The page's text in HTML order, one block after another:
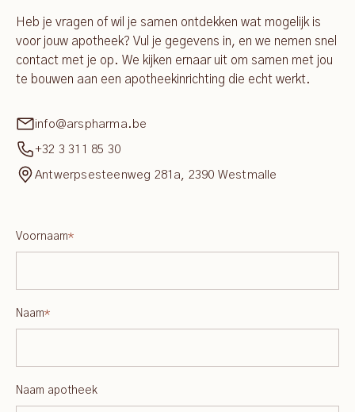
Heb je vragen of wil je samen ontdekken wat mogelijk is
voor jouw apotheek? Vul je gegevens in, en we nemen snel
contact met je op. We kijken ernaar uit om samen met jou
te bouwen aan een apotheekinrichting die echt werkt.
info@arspharma.be
+32 3 311 85 30
Antwerpsesteenweg 281a, 2390 Westmalle
Voornaam*
Naam*
Naam apotheek